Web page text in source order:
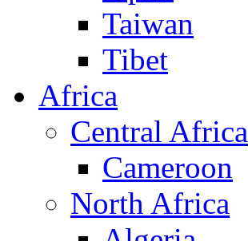
Taiwan
Tibet
Africa
Central Africa
Cameroon
North Africa